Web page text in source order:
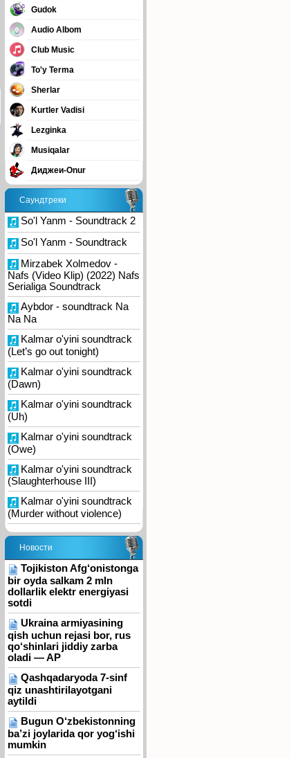
Gudok
Audio Albom
Club Music
To'y Terma
Sherlar
Kurtler Vadisi
Lezginka
Musiqalar
Диджеи-Onur
Саундтреки
So'l Yanm - Soundtrack 2
So'l Yanm - Soundtrack
Mirzabek Xolmedov -
Nafs (Video Klip) (2022) Nafs
Serialiga Soundtrack
Aybdor - soundtrack Na
Na Na
Kalmar o'yini soundtrack
(Let’s go out tonight)
Kalmar o'yini soundtrack
(Dawn)
Kalmar o'yini soundtrack
(Uh)
Kalmar o'yini soundtrack
(Owe)
Kalmar o'yini soundtrack
(Slaughterhouse III)
Kalmar o'yini soundtrack
(Murder without violence)
Новости
Tojikiston Afg‘onistonga
bir oyda salkam 2 mln
dollarlik elektr energiyasi
sotdi
Ukraina armiyasining
qish uchun rejasi bor, rus
qo‘shinlari jiddiy zarba
oladi — AP
Qashqadaryoda 7-sinf
qiz unashtirilayotgani
aytildi
Bugun O‘zbekistonning
ba’zi joylarida qor yog‘ishi
mumkin